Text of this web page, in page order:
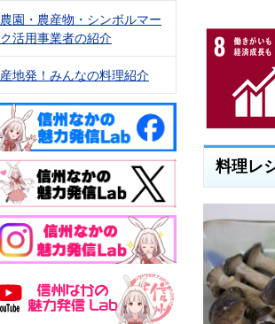
料理レ
農園・農産物・シンボルマー
ク活用事業者の紹介
産地発！みんなの料理紹介